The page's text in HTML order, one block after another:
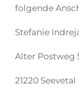
folgende
Stefanie
Alter Postweg
21220 Seevetal